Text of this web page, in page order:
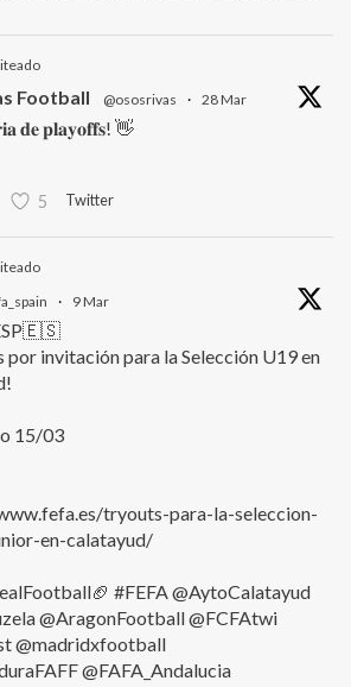
Football @ososrivas · 28 Mar
𝐝𝐞 𝐩𝐥𝐚𝐲𝐨𝐟𝐟𝐬! 👋
5 Twitter
· 9 Mar
por invitación para la Selección U19 en
15/03
tryouts-para-la-seleccion-
en-calatayud/
#FEFA @AytoCalatayud
@AragonFootball @FCFAtwi
@madridxfootball
@FAFA_Andalucia